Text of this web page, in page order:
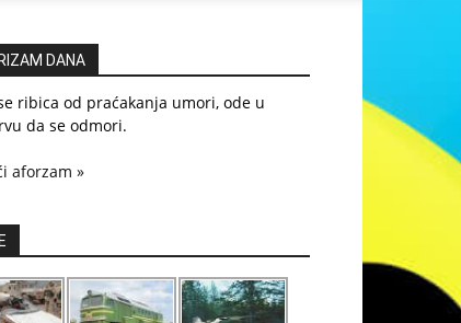
DANA
ribica od praćakanja umori, ode u
da se odmori.
aforzam »